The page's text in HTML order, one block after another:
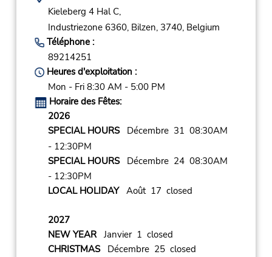
Kieleberg 4 Hal C,
Industriezone 6360, Bilzen, 3740, Belgium
Téléphone :
89214251
Heures d'exploitation :
Mon - Fri 8:30 AM - 5:00 PM
Horaire des Fêtes:
2026
SPECIAL HOURSDécembre 31 08:30AM
- 12:30PM
SPECIAL HOURSDécembre 24 08:30AM
- 12:30PM
LOCAL HOLIDAYAoût 17 closed
2027
NEW YEARJanvier 1 closed
CHRISTMASDécembre 25 closed